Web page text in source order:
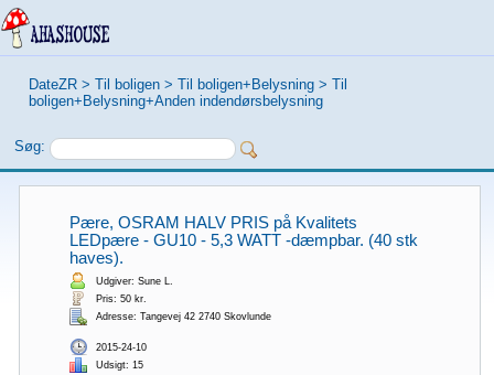
DateZR > Til boligen > Til boligen+Belysning > Til
boligen+Belysning+Anden indendørsbelysning
Søg:
Pære, OSRAM HALV PRIS på Kvalitets
LEDpære - GU10 - 5,3 WATT -dæmpbar. (40 stk
haves).
Udgiver: Sune L.
Pris: 50 kr.
Adresse: Tangevej 42 2740 Skovlunde
2015-24-10
Udsigt: 15